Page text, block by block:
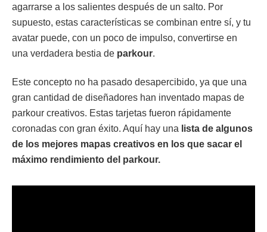
agarrarse a los salientes después de un salto. Por
supuesto, estas características se combinan entre sí, y tu
avatar puede, con un poco de impulso, convertirse en
una verdadera bestia de parkour.
Este concepto no ha pasado desapercibido, ya que una
gran cantidad de diseñadores han inventado mapas de
parkour creativos. Estas tarjetas fueron rápidamente
coronadas con gran éxito. Aquí hay una lista de algunos
de los mejores mapas creativos en los que sacar el
máximo rendimiento del parkour.